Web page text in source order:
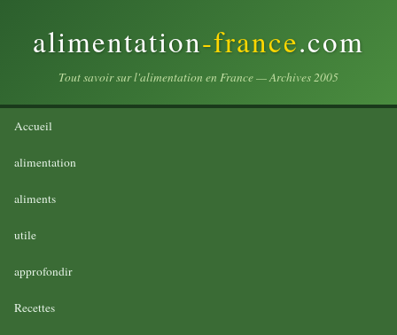
alimentation-france.com
Tout savoir sur l'alimentation en France — Archives 2005
Accueil
alimentation
aliments
utile
approfondir
Recettes